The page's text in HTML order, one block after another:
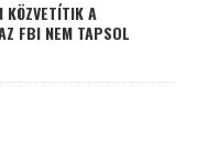
KÖZVETÍTIK A
FBI NEM TAPSOL